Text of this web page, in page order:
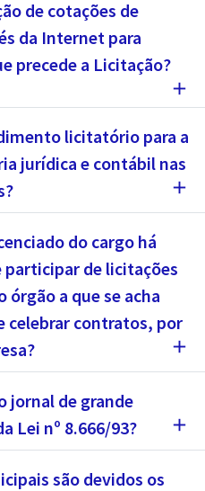
de cotações de
da Internet para
precede a Licitação?
add
licitatório para a
jurídica e contábil nas
add
do cargo há
participar de licitações
a que se acha
celebrar contratos, por
add
jornal de grande
Lei nº 8.666/93?
add